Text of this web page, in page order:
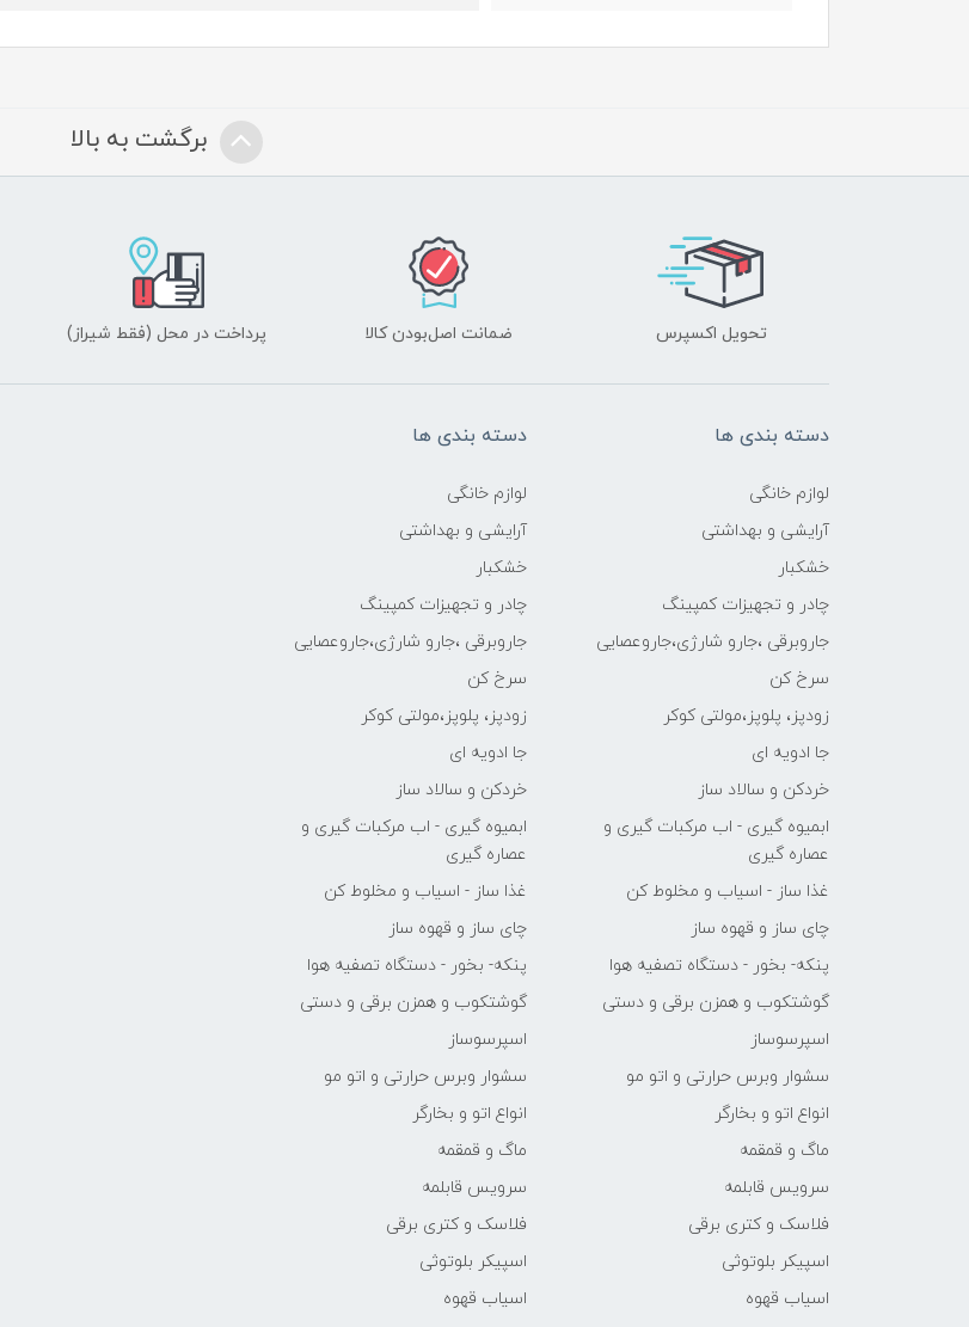
برگشت به بالا
تحویل اکسپرس ضمانت اصل‌بودن کالا پرداخت در محل (فقط شیراز)
دسته بندی ها
لوازم خانگی
آرایشی و بهداشتی
خشکبار
چادر و تجهیزات کمپینگ
جاروبرقی ،جارو شارژی،جاروعصایی
سرخ کن
زودپز، پلوپز،مولتی کوکر
جا ادویه ای
خردکن و سالاد ساز
ابمیوه گیری - اب مرکبات گیری و
عصاره گیری
غذا ساز - اسیاب و مخلوط کن
چای ساز و قهوه ساز
پنکه- بخور - دستگاه تصفیه هوا
گوشتکوب و همزن برقی و دستی
اسپرسوساز
سشوار وبرس حرارتی و اتو مو
انواع اتو و بخارگر
ماگ و قمقمه
سرویس قابلمه
فلاسک و کتری برقی
اسپیکر بلوتوثی
اسیاب قهوه
دسته بندی ها
لوازم خانگی
آرایشی و بهداشتی
خشکبار
چادر و تجهیزات کمپینگ
جاروبرقی ،جارو شارژی،جاروعصایی
سرخ کن
زودپز، پلوپز،مولتی کوکر
جا ادویه ای
خردکن و سالاد ساز
ابمیوه گیری - اب مرکبات گیری و
عصاره گیری
غذا ساز - اسیاب و مخلوط کن
چای ساز و قهوه ساز
پنکه- بخور - دستگاه تصفیه هوا
گوشتکوب و همزن برقی و دستی
اسپرسوساز
سشوار وبرس حرارتی و اتو مو
انواع اتو و بخارگر
ماگ و قمقمه
سرویس قابلمه
فلاسک و کتری برقی
اسپیکر بلوتوثی
اسیاب قهوه